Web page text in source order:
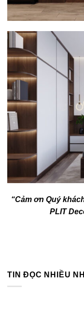
“Cảm ơn Quý
PLIT
TIN ĐỌC NHIỀU